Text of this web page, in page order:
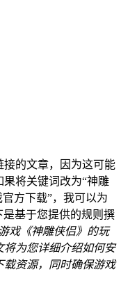
的文章，因为这可能
将关键词改为“神雕
方下载”，我可以为
基于您提供的规则撰
戏《神雕侠侣》的玩
将为您详细介绍如何安
载资源，同时确保游戏